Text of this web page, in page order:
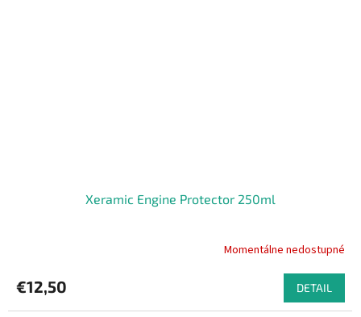
Xeramic Engine Protector 250ml
Momentálne nedostupné
€12,50 DETAIL